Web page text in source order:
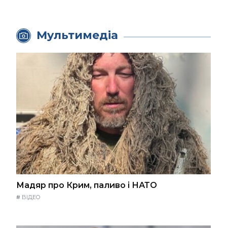
Мультимедіа
Мадяр про Крим, паливо і НАТО
# ВІДЕО